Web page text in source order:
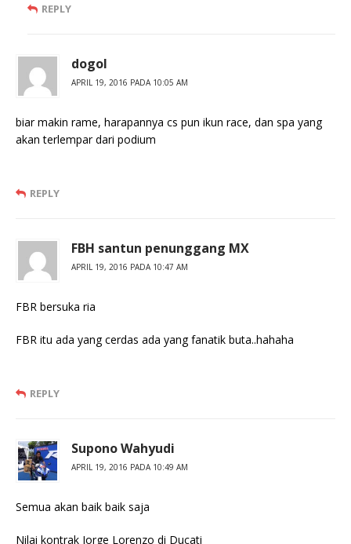
REPLY
dogol
APRIL 19, 2016 PADA 10:05 AM
biar makin rame, harapannya cs pun ikun race, dan spa yang
akan terlempar dari podium
REPLY
FBH santun penunggang MX
APRIL 19, 2016 PADA 10:47 AM
FBR bersuka ria
FBR itu ada yang cerdas ada yang fanatik buta..hahaha
REPLY
Supono Wahyudi
APRIL 19, 2016 PADA 10:49 AM
Semua akan baik baik saja
Nilai kontrak Jorge Lorenzo di Ducati